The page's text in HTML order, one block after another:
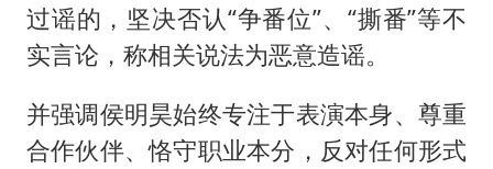
过谣的，坚决否认“争番位”、“撕番”等不
实言论，称相关说法为恶意造谣。
并强调侯明昊始终专注于表演本身、尊重
合作伙伴、恪守职业本分，反对任何形式